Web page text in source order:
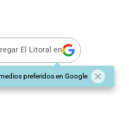
El Litoral en
preferidos en Google